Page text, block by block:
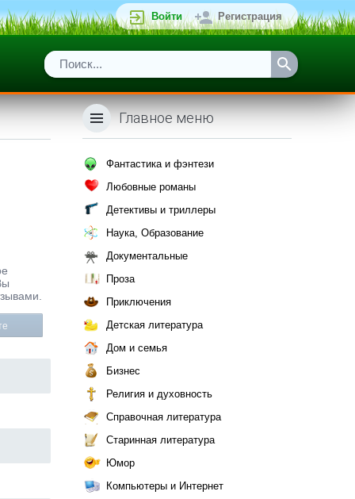
Войти Регистрация
Главное меню
Фантастика и фэнтези
Любовные романы
Детективы и триллеры
Наука, Образование
Документальные
Проза
Приключения
Детская литература
Дом и семья
Бизнес
Религия и духовность
Справочная литература
Старинная литература
Юмор
Компьютеры и Интернет